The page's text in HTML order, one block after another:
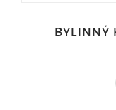
BYLINNÝ